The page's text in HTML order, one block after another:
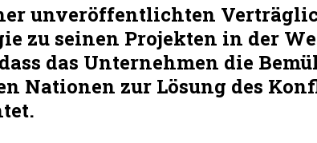
unveröffentlichten
zu seinen Projekten in der
das Unternehmen die
Nationen zur Lösung des